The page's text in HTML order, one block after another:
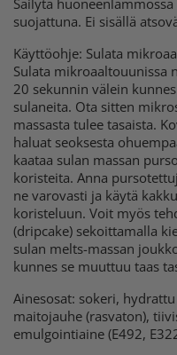
Säilytä
suojattuna. Ei sisällä
Käyttöohje: Sulata
Sulata mikroaaltouunissa
20 sekunnin välein
sulaneita. Ota sitten
massasta tulee tasaista.
haluat seoksesta
kaataa sulan massan
koristeita. Anna
ne varovasti ja käytä
koristeluun. Voit myös
(dripcake) sekoittamalla
sulan melts-massan
kunnes se muuttuu taas
Ainesosat: sokeri,
maitojauhe (rasvaton),
emulgointiaine (E492,